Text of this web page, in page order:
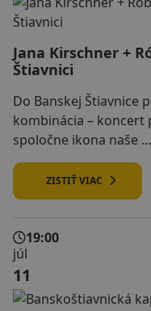
Jana Kirschner +
Štiavnici
Do Banskej Štiavnice
kombinácia –
spoločne ikona naše ...
ZISTIŤ VIAC
19:00
júl
11